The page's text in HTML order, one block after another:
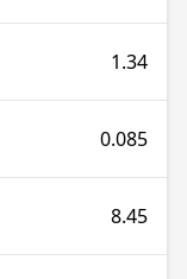
1.34
0.085
8.45